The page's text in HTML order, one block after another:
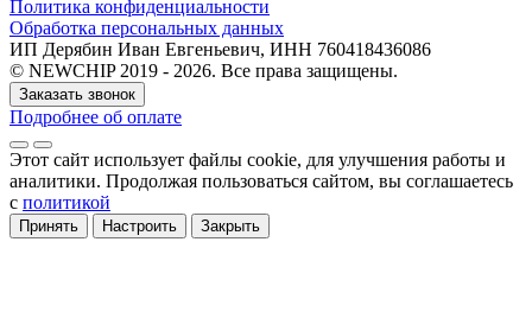
Политика конфиденциальности
Обработка персональных данных
ИП Дерябин Иван Евгеньевич, ИНН 760418436086
© NEWCHIP 2019 - 2026. Все права защищены.
Заказать звонок
Подробнее об оплате
Этот сайт использует файлы cookie, для улучшения работы и
аналитики. Продолжая пользоваться сайтом, вы соглашаетесь
с политикой
Принять Настроить Закрыть